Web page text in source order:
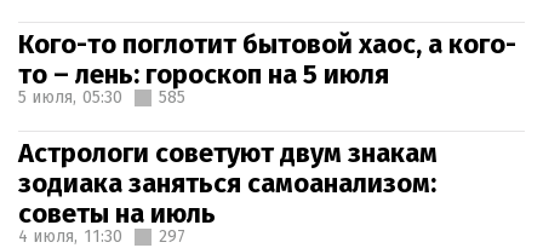
Кого-то поглотит бытовой хаос, а кого-
то – лень: гороскоп на 5 июля
5 июля, 05:30 585
Астрологи советуют двум знакам
зодиака заняться самоанализом:
советы на июль
4 июля, 11:30 297